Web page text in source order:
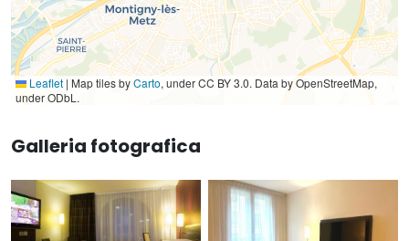
Leaflet | Map tiles byCarto, under CC BY 3.0. Data by OpenStreetMap,
under ODbL.
Galleria fotografica